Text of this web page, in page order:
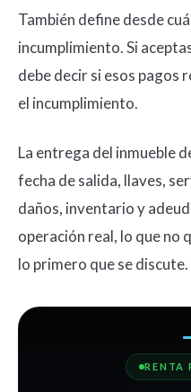
También define desde
incumplimiento. Si
debe decir si esos pagos
el incumplimiento.
La entrega del inmueble
fecha de salida, llaves,
daños, inventario y
operación real, lo que no
lo primero que se discute.
RENTA